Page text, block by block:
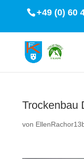
+49 (0) 60
Trockenbau
von